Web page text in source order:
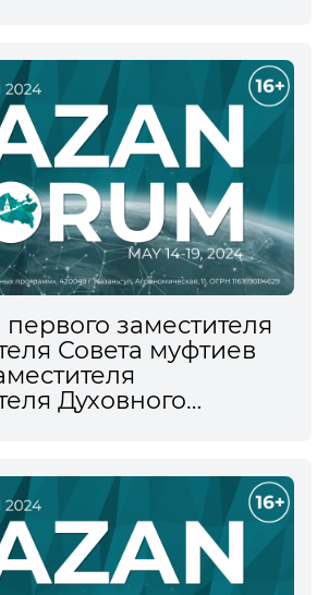
форуме
заместителя
Совета муфтиев
Духовного
агентству
Международном
форуме